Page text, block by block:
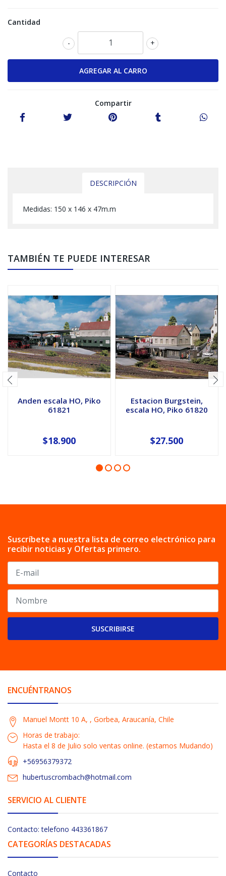
Cantidad
+
-
Compartir
DESCRIPCIÓN
Medidas: 150 x 146 x 47m.m
TAMBIÉN TE PUEDE INTERESAR
Anden escala HO, Piko
61821
$18.900
Estacion Burgstein,
escala HO, Piko 61820
$27.500
Suscríbete a nuestra lista de correo electrónico para
recibir noticias y Ofertas primero.
SUSCRIBIRSE
ENCUÉNTRANOS
Manuel Montt 10 A, , Gorbea, Araucanía, Chile
Horas de trabajo:
Hasta el 8 de Julio solo ventas online. (estamos Mudando)
+56956379372
hubertuscrombach@hotmail.com
SERVICIO AL CLIENTE
Contacto: telefono 443361867
CATEGORÍAS DESTACADAS
Contacto